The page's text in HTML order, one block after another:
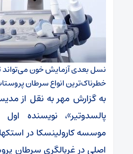
نسل بعدی آزمایش خون
خطرناک‌ترین انواع سرطان
به گزارش مهر به نقل از
پالسدوتیر»، نویسنده
موسسه کارولینسکا در
اصلی در غربالگری سرطان